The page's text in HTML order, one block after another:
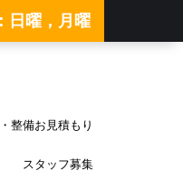
日曜，月曜
整備お見積もり
スタッフ募集